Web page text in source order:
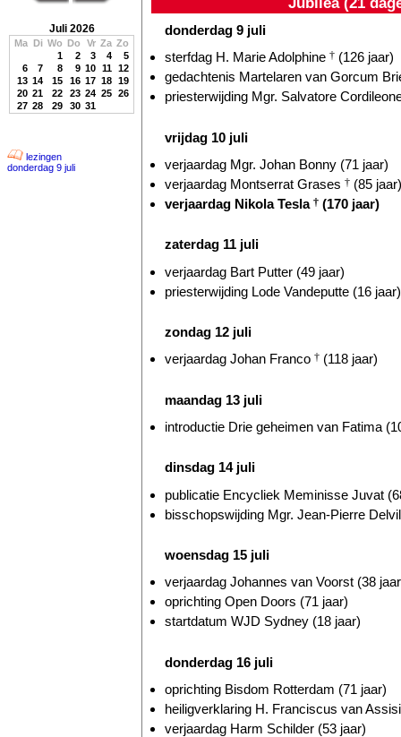
Juli 2026
Ma Di Wo Do Vr Za Zo
1
2 3 4
5
6
7 8 9 10 11 12
13 14 15 16 17 18 19
20 21 22 23 24 25 26
27 28 29 30 31
lezingen
donderdag 9 juli
donderdag 9 juli
sterfdag H. Marie Adolphine † (126 jaar)
gedachtenis Martelaren van Gorcum
priesterwijding Mgr. Salvatore
vrijdag 10 juli
verjaardag Mgr. Johan Bonny (71 jaar)
verjaardag Montserrat Grases † (85 jaar)
verjaardag Nikola Tesla † (170 jaar)
zaterdag 11 juli
verjaardag Bart Putter (49 jaar)
priesterwijding Lode Vandeputte (16 jaar)
zondag 12 juli
verjaardag Johan Franco † (118 jaar)
maandag 13 juli
introductie Drie geheimen van Fatima
dinsdag 14 juli
publicatie Encycliek Meminisse Juvat
bisschopswijding Mgr. Jean-Pierre
woensdag 15 juli
verjaardag Johannes van Voorst (38
oprichting Open Doors (71 jaar)
startdatum WJD Sydney (18 jaar)
donderdag 16 juli
oprichting Bisdom Rotterdam (71 jaar)
heiligverklaring H. Franciscus van
verjaardag Harm Schilder (53 jaar)